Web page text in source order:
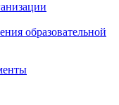
образовательной